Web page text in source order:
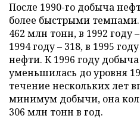
После 1990-го добыча
более быстрыми
462 млн тонн, в 1992 году
1994 году – 318, в 1995
нефти. К 1996 году
уменьшилась до уровня
течение нескольких лет
минимум добычи, она
306 млн тонн в год.